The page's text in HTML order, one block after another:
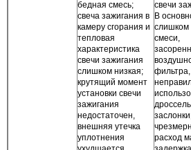
бедная смесь;
свеча зажигания в
камеру сгорания и
тепловая
характеристика
свечи зажигания
слишком низкая;
крутящий момент
установки свечи
зажигания
недостаточен,
внешняя утечка
уплотнения
свечи
В
слишком
смеси,
фильтра,
расход